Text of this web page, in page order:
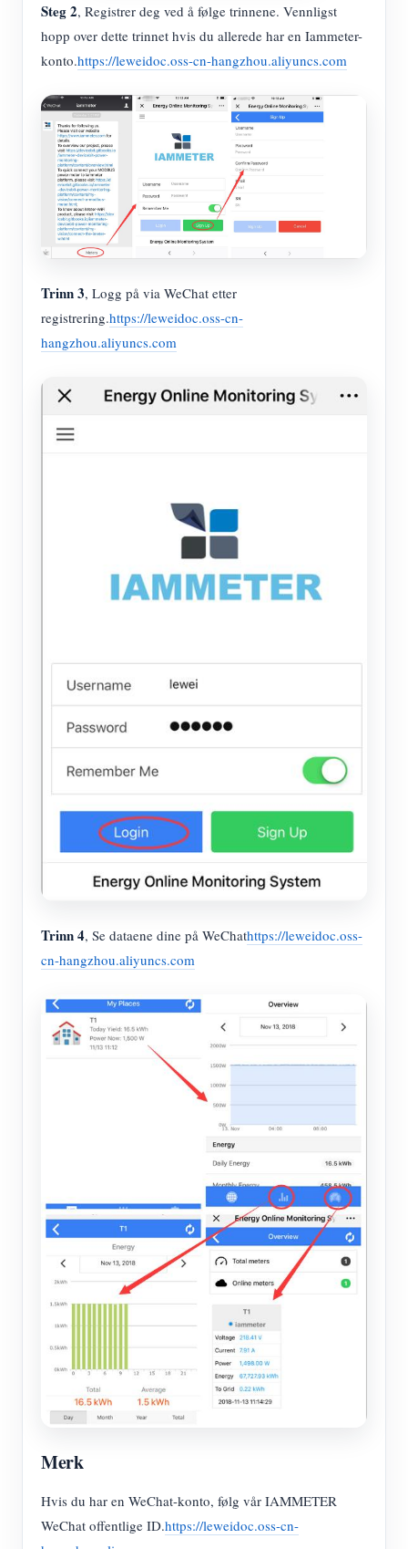
Steg 2, Registrer deg ved å følge trinnene. Vennligst
hopp over dette trinnet hvis du allerede har en Iammeter-
konto.https://leweidoc.oss-cn-hangzhou.aliyuncs.com
Trinn 3, Logg på via WeChat etter
registrering.https://leweidoc.oss-cn-
hangzhou.aliyuncs.com
Trinn 4, Se dataene dine på WeChathttps://leweidoc.oss-
cn-hangzhou.aliyuncs.com
Merk
Hvis du har en WeChat-konto, følg vår IAMMETER
WeChat offentlige ID.https://leweidoc.oss-cn-